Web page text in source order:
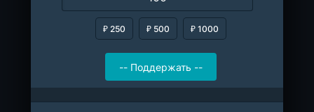
₽ 250 ₽ 500 ₽ 1000